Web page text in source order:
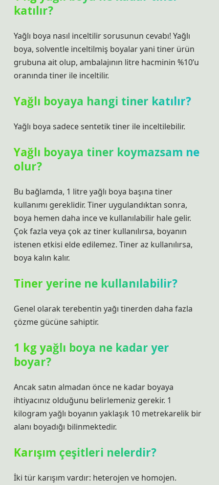
katılır?
Yağlı boya nasıl inceltilir sorusunun cevabı! Yağlı
boya, solventle inceltilmiş boyalar yani tiner ürün
grubuna ait olup, ambalajının litre hacminin %10’u
oranında tiner ile inceltilir.
Yağlı boyaya hangi tiner katılır?
Yağlı boya sadece sentetik tiner ile inceltilebilir.
Yağlı boyaya tiner koymazsam ne
olur?
Bu bağlamda, 1 litre yağlı boya başına tiner
kullanımı gereklidir. Tiner uygulandıktan sonra,
boya hemen daha ince ve kullanılabilir hale gelir.
Çok fazla veya çok az tiner kullanılırsa, boyanın
istenen etkisi elde edilemez. Tiner az kullanılırsa,
boya kalın kalır.
Tiner yerine ne kullanılabilir?
Genel olarak terebentin yağı tinerden daha fazla
çözme gücüne sahiptir.
1 kg yağlı boya ne kadar yer
boyar?
Ancak satın almadan önce ne kadar boyaya
ihtiyacınız olduğunu belirlemeniz gerekir. 1
kilogram yağlı boyanın yaklaşık 10 metrekarelik bir
alanı boyadığı bilinmektedir.
Karışım çeşitleri nelerdir?
İki tür karışım vardır: heterojen ve homojen.